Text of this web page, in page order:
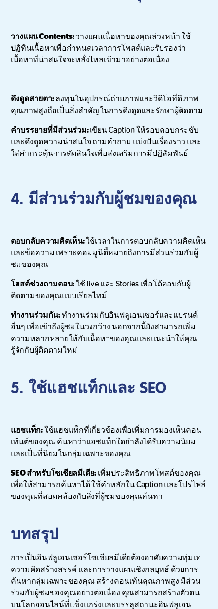
วางแผน Contents:วางแผนเนื้อหาของคุณล่วงหน้า ใช้
ปฏิทินเนื้อหาเพื่อกำหนดเวลาการโพสต์และรับรองว่า
เนื้อหาที่น่าสนใจจะหลั่งไหลเข้ามาอย่างต่อเนื่อง
ดึงดูดสายตา: ลงทุนในอุปกรณ์ถ่ายภาพและวิดีโอที่ดี ภาพ
คุณภาพสูงถือเป็นสิ่งสำคัญในการดึงดูดและรักษาผู้ติดตาม
คำบรรยายที่มีส่วนร่วม:เขียน Caption ให้รอบคอบกระชับ
และดึงดูดความน่าสนใจ ถามคำถาม แบ่งปันเรื่องราว และ
ใส่คำกระตุ้นการตัดสินใจเพื่อส่งเสริมการมีปฏิสัมพันธ์
4. มีส่วนร่วมกับผู้ชมของคุณ
ตอบกลับความคิดเห็น:ใช้เวลาในการตอบกลับความคิดเห็น
และข้อความ เพราะคอมมูนิตี้หมายถึงการมีส่วนร่วมกับผู้
ชมของคุณ
โฮสต์ช่วงถามตอบ:ใช้ live และ Stories เพื่อโต้ตอบกับผู้
ติดตามของคุณแบบเรียลไทม์
ทำงานร่วมกัน:ทำงานร่วมกับอินฟลูเอนเซอร์และแบรนด์
อื่นๆ เพื่อเข้าถึงผู้ชมในวงกว้าง นอกจากนี้ยังสามารถเพิ่ม
ความหลากหลายให้กับเนื้อหาของคุณและแนะนำให้คุณ
รู้จักกับผู้ติดตามใหม่
5. ใช้แฮชแท็กและ SEO
แฮชแท็ก:ใช้แฮชแท็กที่เกี่ยวข้องเพื่อเพิ่มการมองเห็นคอน
เท้นต์ของคุณ ค้นหาว่าแฮชแท็กใดกำลังได้รับความนิยม
และเป็นที่นิยมในกลุ่มเฉพาะของคุณ
SEO สำหรับโซเชียลมีเดีย: เพิ่มประสิทธิภาพโพสต์ของคุณ
เพื่อให้สามารถค้นหาได้ ใช้คำหลักใน Caption และโปรไฟล์
ของคุณที่สอดคล้องกับสิ่งที่ผู้ชมของคุณค้นหา
บทสรุป
การเป็นอินฟลูเอนเซอร์โซเชียลมีเดียต้องอาศัยความทุ่มเท
ความคิดสร้างสรรค์ และการวางแผนเชิงกลยุทธ์ ด้วยการ
ค้นหากลุ่มเฉพาะของคุณ สร้างคอนเท้นคุณภาพสูง มีส่วน
ร่วมกับผู้ชมของคุณอย่างต่อเนื่อง คุณสามารถสร้างตัวตน
บนโลกออนไลน์ที่แข็งแกร่งและบรรลุสถานะอินฟลูเอน